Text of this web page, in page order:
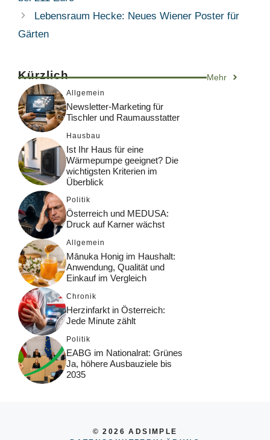
Lebensraum Hecke: Neues Wiener Poster für
Gärten
Kürzlich Mehr
Allgemein
Newsletter-Marketing für
Tischler und Raumausstatter
Hausbau
Ist Ihr Haus für eine
Wärmepumpe geeignet? Die
wichtigsten Kriterien im
Überblick
Politik
Österreich und MEDUSA:
Druck auf Karner wächst
Allgemein
Mānuka Honig im Haushalt:
Anwendung, Qualität und
Einkauf im Vergleich
Chronik
Herzinfarkt in Österreich:
Jede Minute zählt
Politik
EABG im Nationalrat: Grünes
Ja, höhere Ausbauziele bis
2035
© 2026 ADSIMPLE